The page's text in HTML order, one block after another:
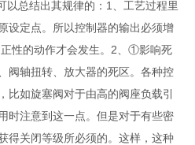
以总结出其规律的：1、工艺过程里
设定点。所以控制器的输出必须增
性的动作才会发生。2、①影响死
阀轴扭转、放大器的死区。各种控
比如旋塞阀对于由高的阀座负载引
时注意到这一点。但是对于有些密
得关闭等级所必须的。这样，这种